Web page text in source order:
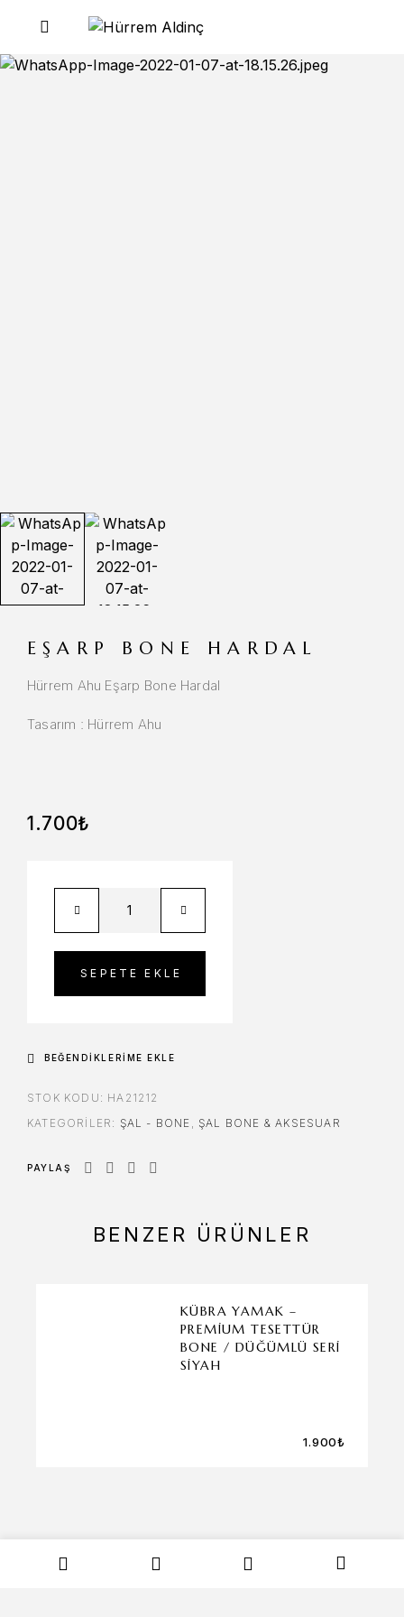
EŞARP BONE HARDAL
Hürrem Ahu Eşarp Bone Hardal
Tasarım : Hürrem Ahu
1.700₺
SEPETE EKLE
BEĞENDIKLERIME EKLE
STOK KODU: HA21212
KATEGORILER: ŞAL - BONE , ŞAL BONE & AKSESUAR
PAYLAŞ
BENZER ÜRÜNLER
KÜBRA YAMAK –
PREMIUM TESETTÜR
BONE / DÜĞÜMLÜ SERI
SIYAH
1.900₺